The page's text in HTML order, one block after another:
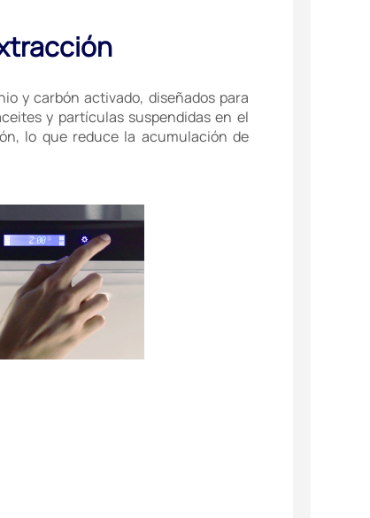
y carbón activado, diseñados para
y partículas suspendidas en el
lo que reduce la acumulación de